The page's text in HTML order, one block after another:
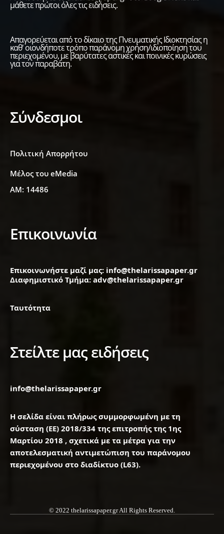
μάθετε πρώτοι όλες τις ειδήσεις.
Απαγορεύεται από το δίκαιο της Πνευματικής Ιδιοκτησίας η
καθ' οιονδήποτε τρόπο παράνομη χρήση/ιδιοποίηση του
περιεχομένου, με βαρύτατες αστικές και ποινικές κυρώσεις
για τον παραβάτη.
Σύνδεσμοι
Πολιτική Απορρήτου
Μέλος του eMedia
ΑΜ: 14486
Επικοινωνία
Επικοινωνήστε μαζί μας: info@thelarissapaper.gr
Διαφημιστικό Τμήμα: adv@thelarissapaper.gr
Ταυτότητα
Στείλτε μας ειδήσεις
info@thelarissapaper.gr
Η σελίδα είναι πλήρως συμμορφωμένη με τη
σύσταση (ΕΕ) 2018/334 της επιτροπής της 1ης
Μαρτίου 2018 , σχετικά με τα μέτρα για την
αποτελεσματική αντιμετώπιση του παράνομου
περιεχομένου στο διαδίκτυο (L63).
© 2022 thelarissapaper.gr All Rights Reserved.